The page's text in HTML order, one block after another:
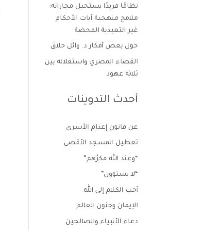
نظامًا فريدًا يستحيل مجاراته:
ملامح منهجية آيات الأحكام
غير التعبدية المحضة
حول بعض أفكار د. وائل حلاق
القضاء المصري واستقلاله بين
ثلاثة عهود
أحدث التدوينات
عن قانون إعدام الأسرى
تعطيل المسجد الأقصى
“وعند الله مكرُهم”
“لا يستوون”
أحب الكلام إلى الله
الإيمان وجنون العالم
دعاء الأنبياء والصالحين